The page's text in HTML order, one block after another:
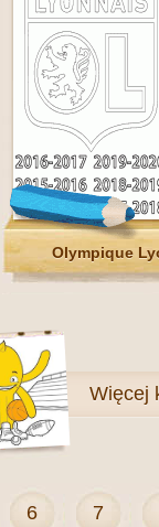
Olympique
Więcej
6 7